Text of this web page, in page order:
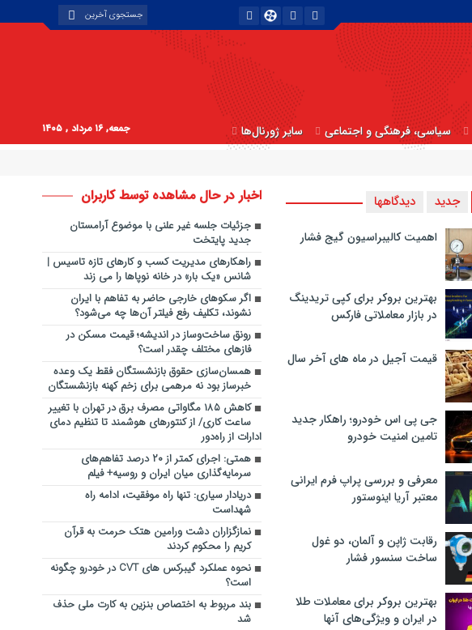
سیاسی، فرهنگی و اجتماعی سایر ژورنال‌ها جمعه, ۱۶ مرداد , ۱۴۰۵
جدید دیدگاهها
اهمیت کالیبراسیون گیج فشار
بهترین بروکر برای کپی‌ تریدینگ
در بازار معاملاتی فارکس
قیمت آجیل در ماه های آخر سال
جی پی اس خودرو؛ راهکار جدید
تامین امنیت خودرو
معرفی و بررسی پراپ فرم ایرانی
معتبر آریا اینوستور
رقابت ژاپن و آلمان، دو غول
ساخت سنسور فشار
بهترین بروکر برای معاملات طلا
در ایران و ویژگی‌های آنها
اخبار در حال مشاهده توسط کاربران
جزئیات جلسه غیر علنی با موضوع آرامستان
جدید پایتخت
راهکارهای مدیریت کسب و کارهای تازه تاسیس |
شانس «یک بار» در خانه نوپاها را می زند
اگر سکوهای خارجی حاضر به تفاهم با ایران
نشوند، تکلیف رفع فیلتر آن‌ها چه می‌شود؟
رونق ساخت‌وساز در اندیشه؛ قیمت مسکن در
فازهای مختلف چقدر است؟
همسان‌سازی حقوق بازنشستگان فقط یک وعده
خبرساز بود نه مرهمی برای زخم کهنه بازنشستگان
کاهش ۱۸۵ مگاواتی مصرف برق در تهران با تغییر
ساعت کاری/ از کنتورهای هوشمند تا تنظیم دمای
ادارات از راه‌دور
همتی: اجرای کمتر از ۲۰ درصد تفاهم‌های
سرمایه‌گذاری میان ایران و روسیه+ فیلم
دریادار سیاری: تنها راه موفقیت، ادامه راه
شهداست
نمازگزاران دشت ورامین هتک حرمت به قرآن
کریم را محکوم کردند
نحوه عملکرد گیبرکس های CVT در خودرو چگونه
است؟
بند مربوط به اختصاص بنزین به کارت ملی حذف
شد